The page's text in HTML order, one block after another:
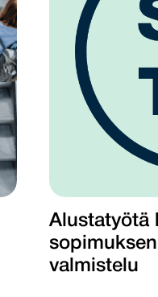
Alustatyötä
valmistelu